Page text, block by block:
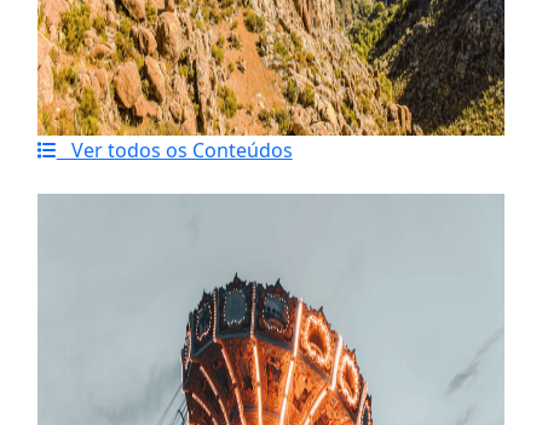
Ver todos os Conteúdos